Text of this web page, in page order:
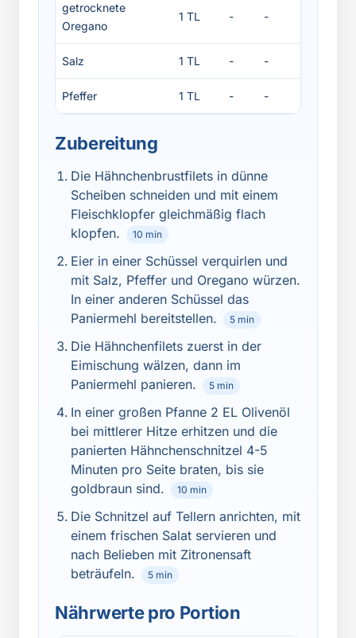
getrocknete
Oregano
1 TL - -
Salz 1 TL - -
Pfeffer 1 TL - -
Zubereitung
Die Hähnchenbrustfilets in dünne
Scheiben schneiden und mit einem
Fleischklopfer gleichmäßig flach
klopfen.
10 min
Eier in einer Schüssel verquirlen und
mit Salz, Pfeffer und Oregano würzen.
In einer anderen Schüssel das
Paniermehl bereitstellen.
5 min
Die Hähnchenfilets zuerst in der
Eimischung wälzen, dann im
Paniermehl panieren.
5 min
In einer großen Pfanne 2 EL Olivenöl
bei mittlerer Hitze erhitzen und die
panierten Hähnchenschnitzel 4-5
Minuten pro Seite braten, bis sie
goldbraun sind.
10 min
Die Schnitzel auf Tellern anrichten, mit
einem frischen Salat servieren und
nach Belieben mit Zitronensaft
beträufeln.
5 min
Nährwerte pro Portion